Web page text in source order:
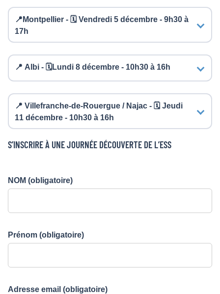
📍Montpellier - 🗓️ Vendredi 5 décembre - 9h30 à
17h
📍 Albi - 🗓️Lundi 8 décembre - 10h30 à 16h
📍 Villefranche-de-Rouergue / Najac - 🗓️ Jeudi
11 décembre - 10h30 à 16h
S’INSCRIRE À UNE JOURNÉE DÉCOUVERTE DE L’ESS
NOM (obligatoire)
Prénom (obligatoire)
Adresse email (obligatoire)